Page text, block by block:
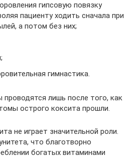
гипсовую повязку
пациенту ходить сначала при
а потом без них;
гимнастика.
лишь после того, как
острого коксита прошли.
не играет значительной роли.
что благотворно
богатых витаминами